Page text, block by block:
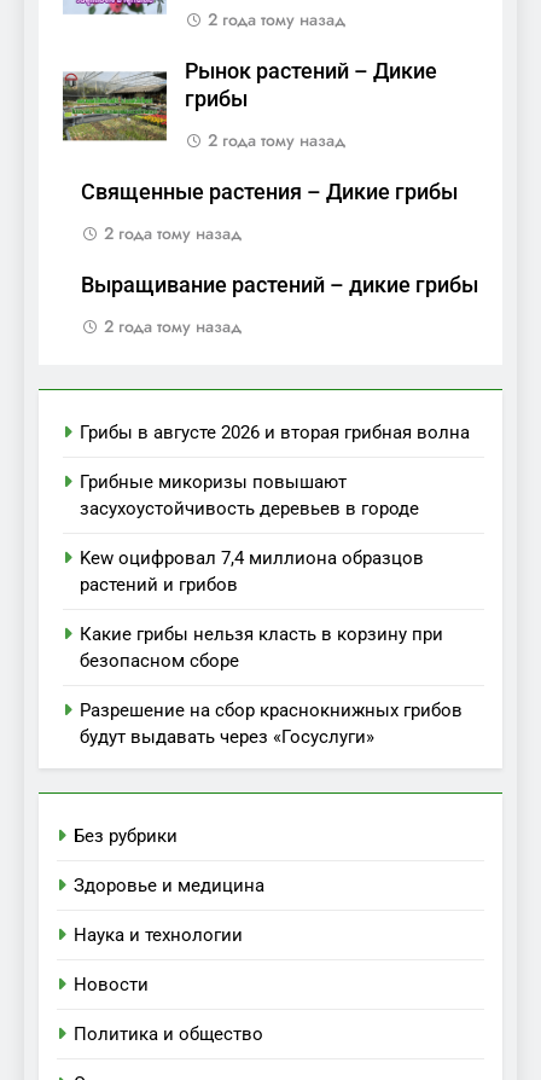
2 года тому назад
Рынок растений – Дикие
грибы
2 года тому назад
Священные растения – Дикие грибы
2 года тому назад
Выращивание растений – дикие грибы
2 года тому назад
Грибы в августе 2026 и вторая грибная волна
Грибные микоризы повышают
засухоустойчивость деревьев в городе
Kew оцифровал 7,4 миллиона образцов
растений и грибов
Какие грибы нельзя класть в корзину при
безопасном сборе
Разрешение на сбор краснокнижных грибов
будут выдавать через «Госуслуги»
Без рубрики
Здоровье и медицина
Наука и технологии
Новости
Политика и общество